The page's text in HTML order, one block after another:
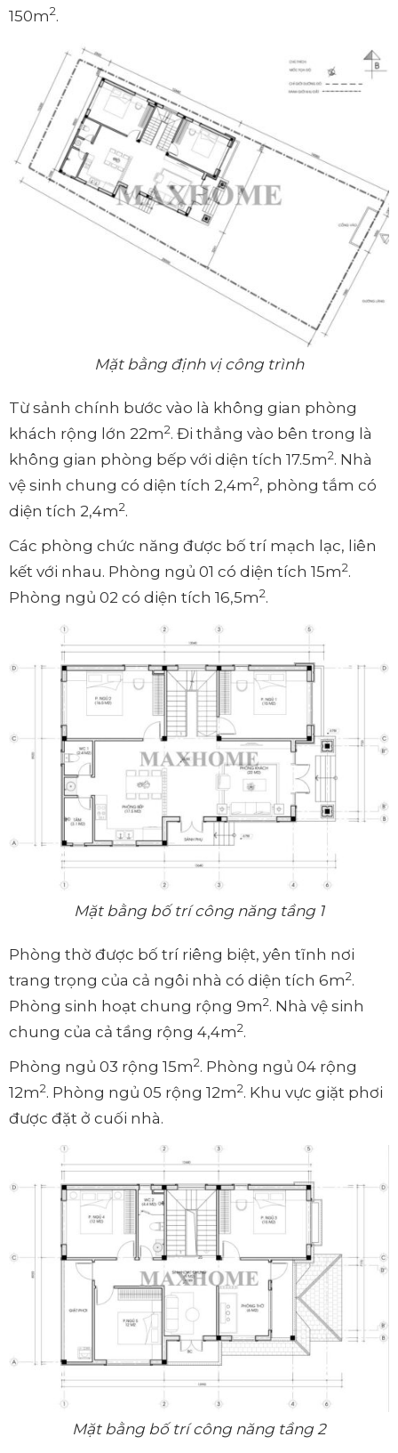
150m2.
Mặt bằng định vị công trình
Từ sảnh chính bước vào là không gian phòng
khách rộng lớn 22m2. Đi thẳng vào bên trong là
không gian phòng bếp với diện tích 17.5m2. Nhà
vệ sinh chung có diện tích 2,4m2, phòng tắm có
diện tích 2,4m2.
Các phòng chức năng được bố trí mạch lạc, liên
kết với nhau. Phòng ngủ 01 có diện tích 15m2.
Phòng ngủ 02 có diện tích 16,5m2.
Mặt bằng bố trí công năng tầng 1
Phòng thờ được bố trí riêng biệt, yên tĩnh nơi
trang trọng của cả ngôi nhà có diện tích 6m2.
Phòng sinh hoạt chung rộng 9m2. Nhà vệ sinh
chung của cả tầng rộng 4,4m2.
Phòng ngủ 03 rộng 15m2. Phòng ngủ 04 rộng
12m2. Phòng ngủ 05 rộng 12m2. Khu vực giặt phơi
được đặt ở cuối nhà.
Mặt bằng bố trí công năng tầng 2